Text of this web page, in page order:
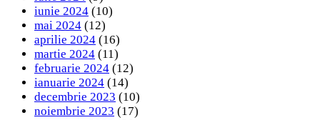
iunie 2024 (10)
mai 2024 (12)
aprilie 2024 (16)
martie 2024 (11)
februarie 2024 (12)
ianuarie 2024 (14)
decembrie 2023 (10)
noiembrie 2023 (17)